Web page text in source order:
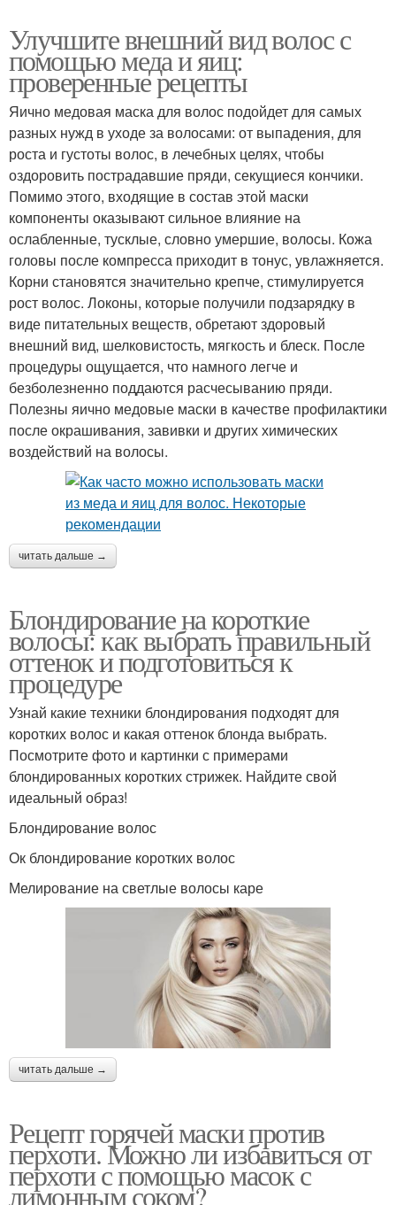
Улучшите внешний вид волос с
помощью меда и яиц:
проверенные рецепты
Яично медовая маска для волос подойдет для самых
разных нужд в уходе за волосами: от выпадения, для
роста и густоты волос, в лечебных целях, чтобы
оздоровить пострадавшие пряди, секущиеся кончики.
Помимо этого, входящие в состав этой маски
компоненты оказывают сильное влияние на
ослабленные, тусклые, словно умершие, волосы. Кожа
головы после компресса приходит в тонус, увлажняется.
Корни становятся значительно крепче, стимулируется
рост волос. Локоны, которые получили подзарядку в
виде питательных веществ, обретают здоровый
внешний вид, шелковистость, мягкость и блеск. После
процедуры ощущается, что намного легче и
безболезненно поддаются расчесыванию пряди.
Полезны яично медовые маски в качестве профилактики
после окрашивания, завивки и других химических
воздействий на волосы.
читать дальше →
Блондирование на короткие
волосы: как выбрать правильный
оттенок и подготовиться к
процедуре
Узнай какие техники блондирования подходят для
коротких волос и какая оттенок блонда выбрать.
Посмотрите фото и картинки с примерами
блондированных коротких стрижек. Найдите свой
идеальный образ!
Блондирование волос
Ок блондирование коротких волос
Мелирование на светлые волосы каре
читать дальше →
Рецепт горячей маски против
перхоти. Можно ли избавиться от
перхоти с помощью масок с
лимонным соком?